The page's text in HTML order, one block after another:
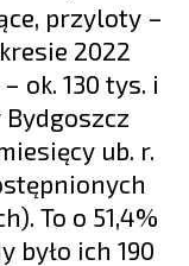
przyloty –
2022
ok. 130 tys. i
Bydgoszcz
ub. r.
To o 51,4%
było ich 190